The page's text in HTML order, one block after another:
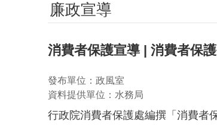
廉政宣導
消費者保護宣導 | 消費者保
發布單位：政風室
資料提供單位：水務局
行政院消費者保護處編撰「消費者